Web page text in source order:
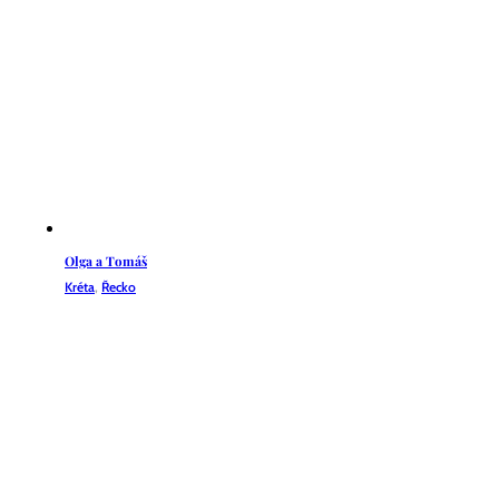
Olga a Tomáš
Kréta, Řecko